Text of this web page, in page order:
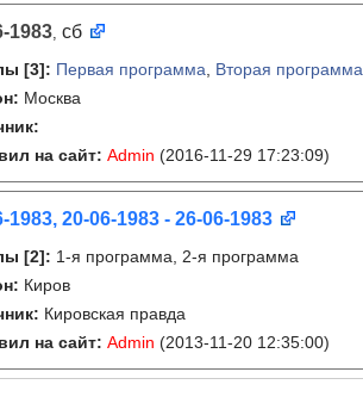
1983, сб
[3]: Первая программа Вторая программа
Москва
на сайт: Admin (2016-11-29 17:23:09)
1983, 20-06-1983 - 26-06-1983
[2]: 1-я программа, 2-я программа
Киров
Кировская правда
на сайт: Admin (2013-11-20 12:35:00)